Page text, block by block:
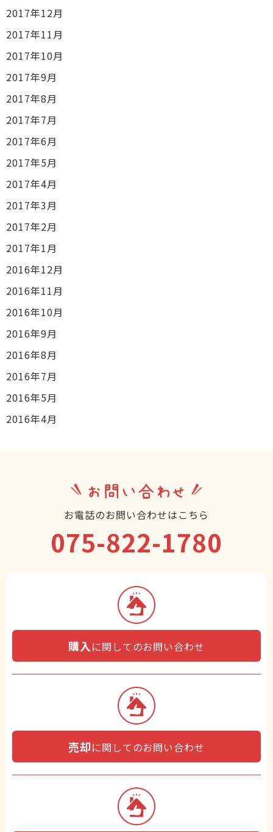
2017年12月
2017年11月
2017年10月
2017年9月
2017年8月
2017年7月
2017年6月
2017年5月
2017年4月
2017年3月
2017年2月
2017年1月
2016年12月
2016年11月
2016年10月
2016年9月
2016年8月
2016年7月
2016年5月
2016年4月
お問い合わせ
お電話のお問い合わせはこちら
075-822-1780
購入 に関してのお問い合わせ
売却に関してのお問い合わせ